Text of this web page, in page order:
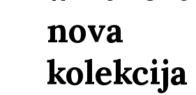
nova
kolekcija